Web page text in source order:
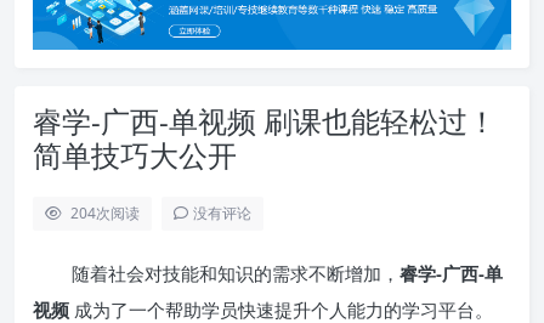
睿学-广西-单视频 刷课也能轻松过！
简单技巧大公开
204次阅读 没有评论
随着社会对技能和知识的需求不断增加， 睿学-广西-单
视频 成为了一个帮助学员快速提升个人能力的学习平台。